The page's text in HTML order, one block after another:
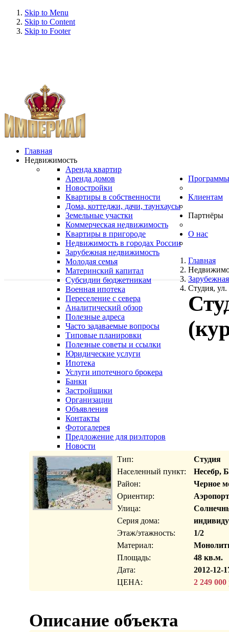
Skip to Menu
Skip to Content
Skip to Footer
Главная
Недвижимость
Аренда квартир
Аренда домов
Новостройки
Квартиры в собственности
Дома, коттеджи, дачи, таунхаусы
Земельные участки
Коммерческая недвижимость
Квартиры в пригороде
Недвижимость в городах России
Зарубежная недвижимость
Программы
Молодая семья
Материнский капитал
Субсидии бюджетникам
Военная ипотека
Переселение с севера
Клиентам
Аналитический обзор
Полезные адреса
Часто задаваемые вопросы
Типовые планировки
Полезные советы и ссылки
Юридические услуги
Ипотека
Услуги ипотечного брокера
Партнёры
Банки
Застройщики
Организации
О нас
Объявления
Контакты
Фотогалерея
Предложение для риэлторов
Новости
Главная
Студия,
Тип:
Студия
Населенный пункт:
Несебр,
Район:
Черное
Ориентир:
Улица:
Серия дома:
Этаж/этажность:
1/2
Материал:
Площадь:
48 кв.м.
Дата:
2012-12-
ЦЕНА:
2 249 000
Описание объекта